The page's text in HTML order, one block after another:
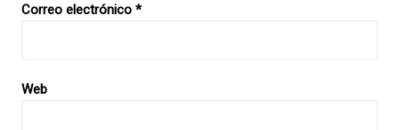
Correo electrónico *
Web